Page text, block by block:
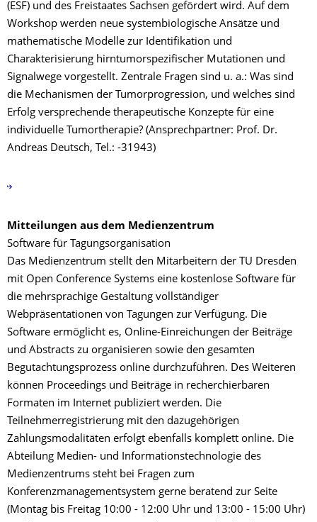
(ESF) und des Freistaates Sachsen gefördert wird. Auf dem
Workshop werden neue systembiologische Ansätze und
mathematische Modelle zur Identifikation und
Charakterisierung hirntumorspezifischer Mutationen und
Signalwege vorgestellt. Zentrale Fragen sind u. a.: Was sind
die Mechanismen der Tumorprogression, und welches sind
Erfolg versprechende therapeutische Konzepte für eine
individuelle Tumortherapie? (Ansprechpartner: Prof. Dr.
Andreas Deutsch, Tel.: -31943)
Mitteilungen aus dem Medienzentrum
Software für Tagungsorganisation
Das Medienzentrum stellt den Mitarbeitern der TU Dresden
mit Open Conference Systems eine kostenlose Software für
die mehrsprachige Gestaltung vollständiger
Webpräsentationen von Tagungen zur Verfügung. Die
Software ermöglicht es, Online-Einreichungen der Beiträge
und Abstracts zu organisieren sowie den gesamten
Begutachtungsprozess online durchzuführen. Des Weiteren
können Proceedings und Beiträge in recherchierbaren
Formaten im Internet publiziert werden. Die
Teilnehmerregistrierung mit den dazugehörigen
Zahlungsmodalitäten erfolgt ebenfalls komplett online. Die
Abteilung Medien- und Informationstechnologie des
Medienzentrums steht bei Fragen zum
Konferenzmanagementsystem gerne beratend zur Seite
(Montag bis Freitag 10:00 - 12:00 Uhr und 13:00 - 15:00 Uhr)